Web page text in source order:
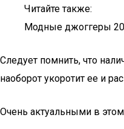
Читайте также:
Модные джоггеры
Следует помнить, что
наоборот укоротит ее и
Очень актуальными в